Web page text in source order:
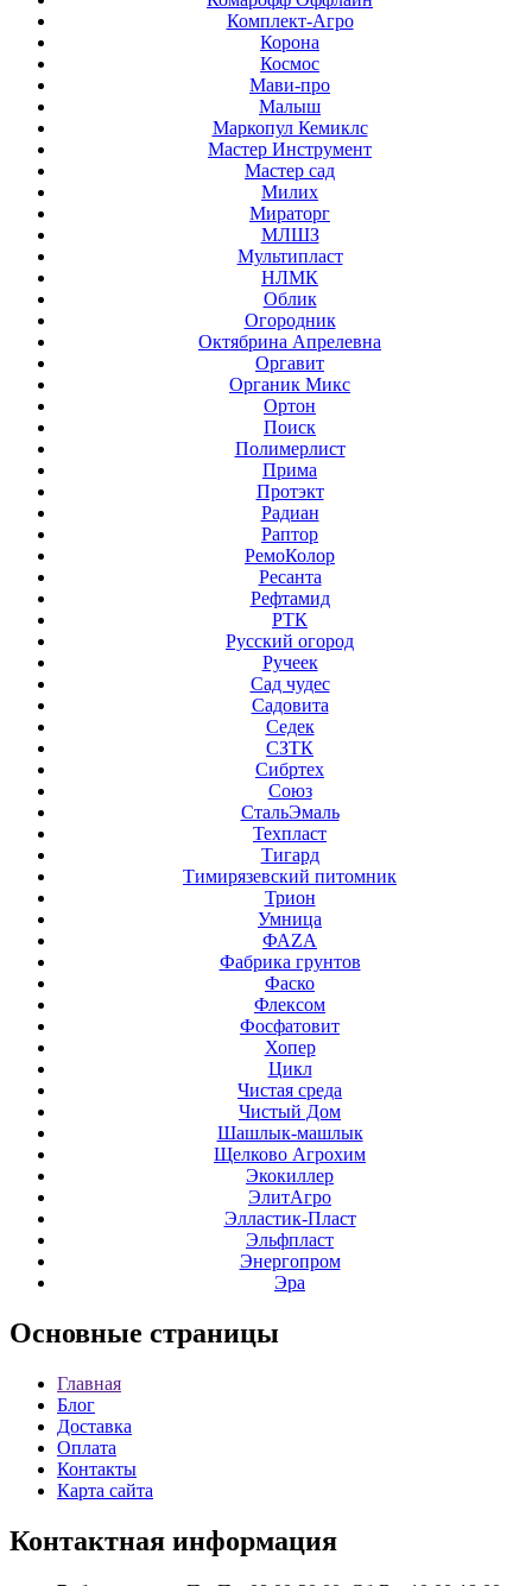
Комплект-Агро
Корона
Космос
Мави-про
Малыш
Маркопул Кемиклс
Мастер Инструмент
Мастер сад
Милих
Мираторг
МЛШЗ
Мультипласт
НЛМК
Облик
Огородник
Октябрина Апрелевна
Оргавит
Органик Микс
Ортон
Поиск
Полимерлист
Прима
Протэкт
Радиан
Раптор
РемоКолор
Ресанта
Рефтамид
РТК
Русский огород
Ручеек
Сад чудес
Садовита
Седек
СЗТК
Сибртех
Союз
СтальЭмаль
Техпласт
Тигард
Тимирязевский питомник
Трион
Умница
ФАZА
Фабрика грунтов
Фаско
Флексом
Фосфатовит
Хопер
Цикл
Чистая среда
Чистый Дом
Шашлык-машлык
Щелково Агрохим
Экокиллер
ЭлитАгро
Элластик-Пласт
Эльфпласт
Энергопром
Эра
Основные страницы
Главная
Блог
Доставка
Оплата
Контакты
Карта сайта
Контактная информация